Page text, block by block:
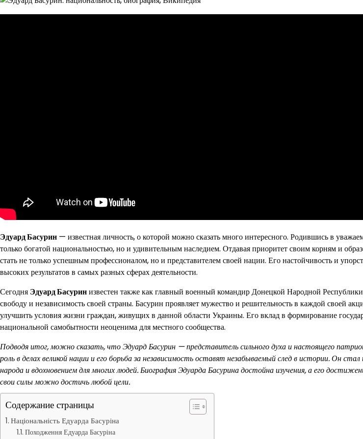
Эдуард Басурин — известная личность, о которой можно сказать много интересного. Родившись в
только богатой национальностью, но и удивительным наследием. Отдавая приоритет своим корням и
стать не только успешным профессионалом, но и представителем своей нации. Его настойчивость и
высоких результатов в самых разных сферах деятельности.
Сегодня Эдуард Басуринизвестен также как главный военный командир Донецкой Народной
свободу и независимость своей страны. Басурин проявляет мужество и решительность в каждой своей
улучшить условия жизни граждан, живущих в данной области Украины. Его вклад в формирование
национальной самобытности неоценима для местного сообщества.
Подводя итог, можно сказать, что Эдуард Басурин — представитель сильного духа и настоящего
роль в делах великой нации и его борьба за независимость оставят незабываемый след в истории. Он
народа и вдохновением для многих людей. Биография Эдуарда Басурина достойна изучения, а его
свои силы можно достичь любой цели.
Содержание страницы
Національність Едуарда Басуріна
Походження Едуарда Басуріна